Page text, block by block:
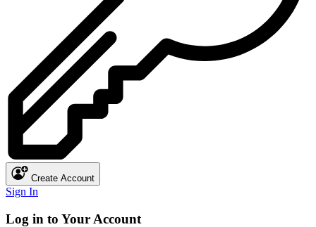
Create Account
Sign In
Log in to Your Account